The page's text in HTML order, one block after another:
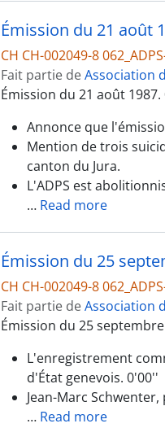
Émission du 21 août
CH CH-002049-8
Fait partie deAssociation
Émission du 21 août 1987.
Annonce que
Mention de trois
canton du Jura.
L'ADPS est
… Read more
Émission du 25
CH CH-002049-8
Fait partie deAssociation
Émission du 25
L'enregistrement
d'État genevois. 0'00''
Jean-Marc
… Read more